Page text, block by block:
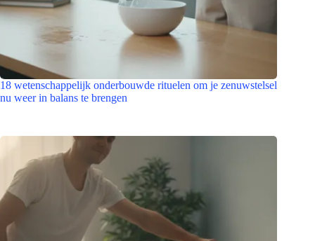
18 wetenschappelijk onderbouwde rituelen om je zenuwstelsel
nu weer in balans te brengen